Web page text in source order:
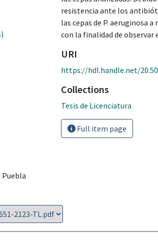
resistencia ante los
las cepas de P. aeruginosa
con la finalidad de
URI
https://hdl.handle.net/
Collections
Tesis de Licenciatura
Full item page